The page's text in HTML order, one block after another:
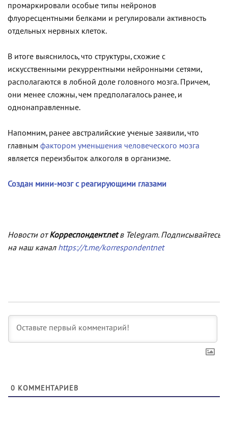
промаркировали особые типы нейронов
флуоресцентными белками и регулировали активность
отдельных нервных клеток.
В итоге выяснилось, что структуры, схожие с
искусственными рекуррентными нейронными сетями,
располагаются в лобной доле головного мозга. Причем,
они менее сложны, чем предполагалось ранее, и
однонаправленные.
Напомним, ранее австралийские ученые заявили, что
главным фактором уменьшения человеческого мозга
является переизбыток алкоголя в организме.
Создан мини-мозг с реагирующими глазами
Новости отКорреспондент.netв Telegram. Подписывайтесь
на наш канал https://t.me/korrespondentnet
0 КОММЕНТАРИЕВ